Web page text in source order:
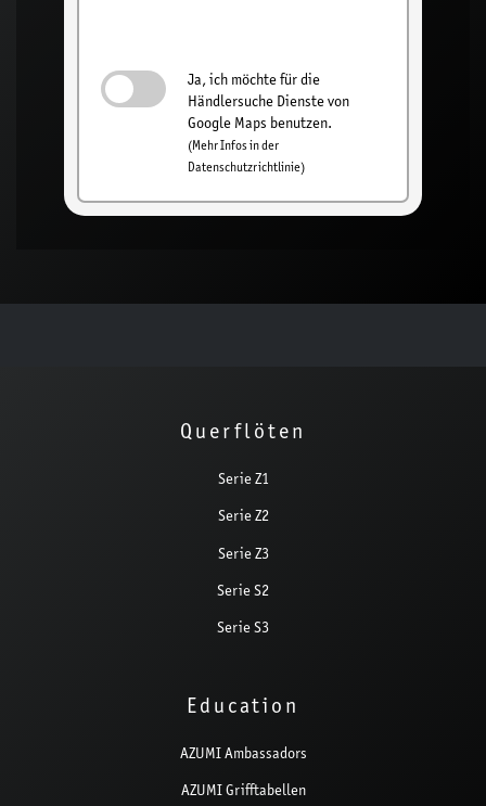
Ja, ich möchte für die
Händlersuche Dienste von
Google Maps benutzen.
(Mehr Infos in der
Datenschutzrichtlinie)
Querflöten
Serie Z1
Serie Z2
Serie Z3
Serie S2
Serie S3
Education
AZUMI Ambassadors
AZUMI Grifftabellen